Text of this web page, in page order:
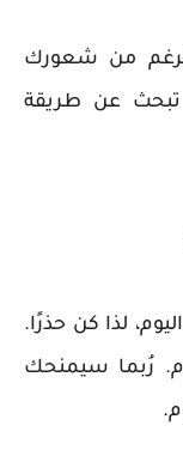
من شعورك
عن طريقة
لذا كن حذرًا.
رُبما سيمنحك